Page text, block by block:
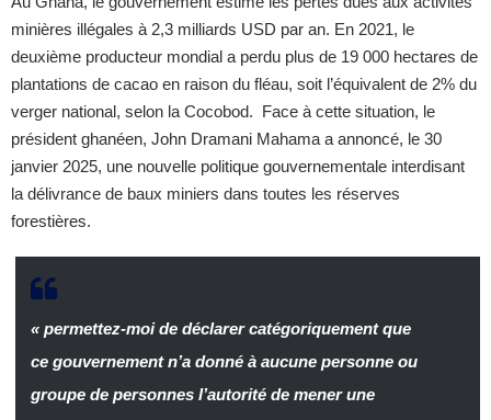
minières illégales à 2,3 milliards USD par an. En 2021, le
deuxième producteur mondial a perdu plus de 19 000 hectares de
plantations de cacao en raison du fléau, soit l’équivalent de 2% du
verger national, selon la Cocobod. Face à cette situation, le
président ghanéen, John Dramani Mahama a annoncé, le 30
janvier 2025, une nouvelle politique gouvernementale interdisant
la délivrance de baux miniers dans toutes les réserves
forestières.
« permettez-moi de déclarer catégoriquement que
ce gouvernement n’a donné à aucune personne ou
groupe de personnes l’autorité de mener une